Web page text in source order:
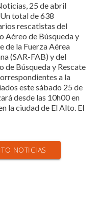
25 de abril
total de 638
rescatistas del
Aéreo de Búsqueda y
de la Fuerza Aérea
(SAR-FAB) y del
de Búsqueda y Rescate
a la
este sábado 25 de
desde las 10h00 en
la ciudad de El Alto. El
NOTICIAS